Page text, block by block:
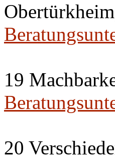
19
20